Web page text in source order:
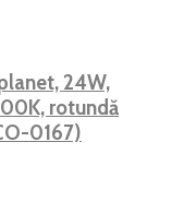
24W,
rotundă
0167)